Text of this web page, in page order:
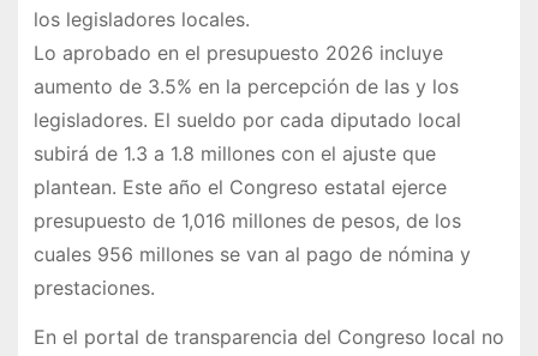
los legisladores locales.
Lo aprobado en el presupuesto 2026 incluye
aumento de 3.5% en la percepción de las y los
legisladores. El sueldo por cada diputado local
subirá de 1.3 a 1.8 millones con el ajuste que
plantean. Este año el Congreso estatal ejerce
presupuesto de 1,016 millones de pesos, de los
cuales 956 millones se van al pago de nómina y
prestaciones.
En el portal de transparencia del Congreso local no